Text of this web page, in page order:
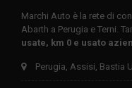
Marchi Auto è la rete di
Abarth a Perugia e Terni.
usate, km 0 e usato
Perugia, Assisi, Bastia